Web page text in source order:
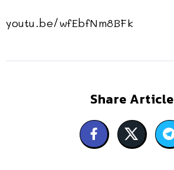
youtu.be/wfEbfNm8BFk
Share Article